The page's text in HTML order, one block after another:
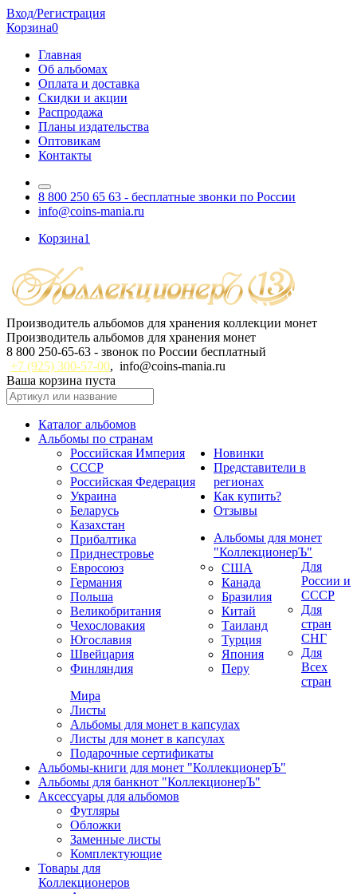
Вход/Регистрация
Корзина0
Главная
Об альбомах
Оплата и доставка
Скидки и акции
Распродажа
Планы издательства
Оптовикам
Контакты
8 800 250 65 63 - бесплатные звонки по России
info@coins-mania.ru
Корзина1
Производитель альбомов для хранения коллекции монет
Производитель альбомов для хранения монет
8 800 250-65-63 - звонок по России бесплатный
+7 (925) 300-57-00, info@coins-mania.ru
Ваша корзина пуста
Каталог альбомов
Альбомы по странам
Российская Империя
СССР
Российская Федерация
Украина
Беларусь
Казахстан
Прибалтика
Приднестровье
Евросоюз
Германия
Польша
Великобритания
Чехословакия
Югославия
Швейцария
Финляндия
США
Канада
Бразилия
Китай
Таиланд
Турция
Япония
Перу
Новинки
Представители в
регионах
Как купить?
Отзывы
Альбомы для монет
"КоллекционерЪ"
Для
России и
СССР
Для
стран
СНГ
Для
Всех
стран
Мира
Листы
Альбомы для монет в капсулах
Листы для монет в капсулах
Подарочные сертификаты
Альбомы-книги для монет "КоллекционерЪ"
Альбомы для банкнот "КоллекционерЪ"
Аксессуары для альбомов
Футляры
Обложки
Заменные листы
Комплектующие
Товары для
Коллекционеров